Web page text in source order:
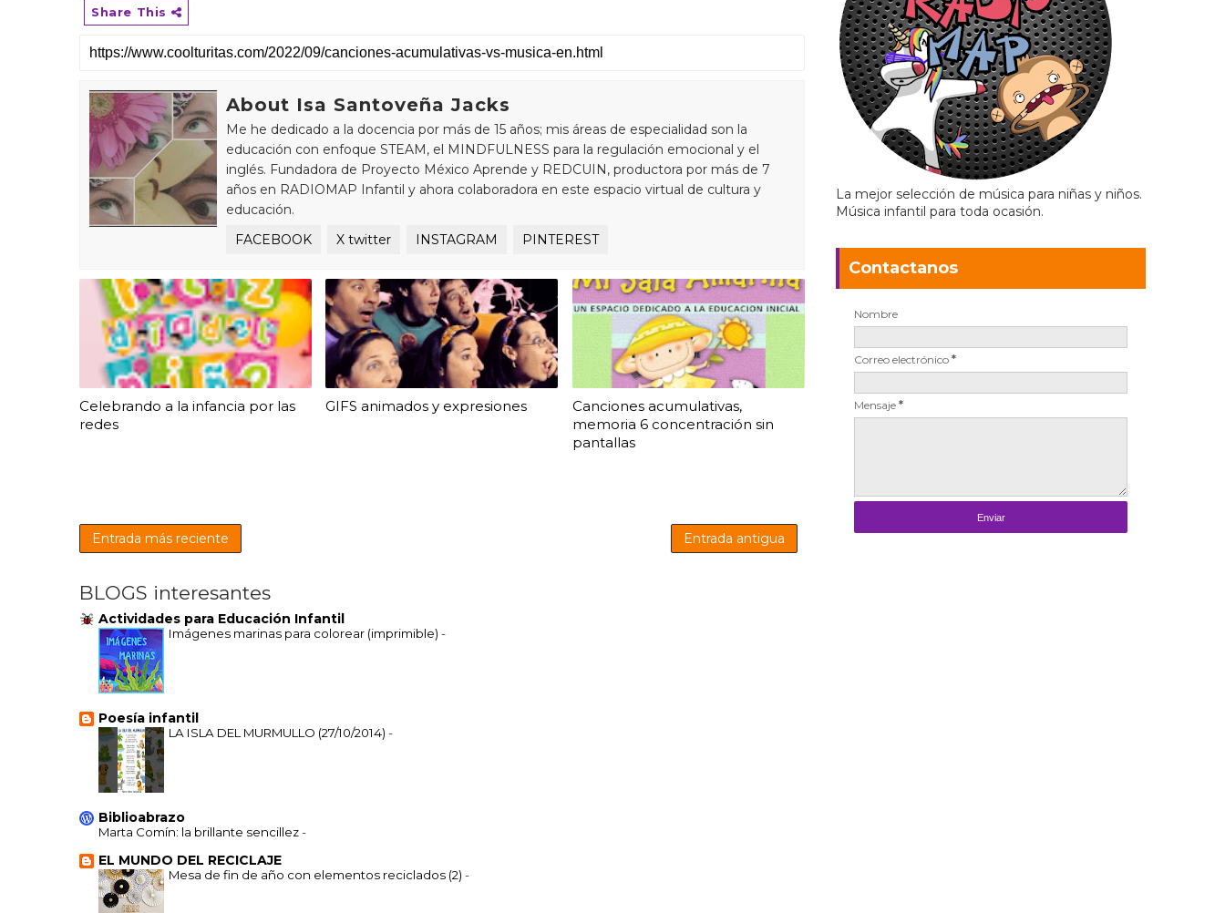
Share This
About Isa Santoveña Jacks
Me he dedicado a la docencia por más de 15 años; mis áreas de especialidad son la
educación con enfoque STEAM, el MINDFULNESS para la regulación emocional y el
inglés. Fundadora de Proyecto México Aprende y REDCUIN, productora por más de 7
años en RADIOMAP Infantil y ahora colaboradora en este espacio virtual de cultura y
educación.
FACEBOOK
X twitter INSTAGRAM PINTEREST
Celebrando a la infancia por las
redes
GIFS animados y expresiones
Canciones acumulativas,
memoria 6 concentración sin
pantallas
Entrada más reciente Entrada antigua
BLOGS interesantes
Actividades para Educación Infantil
Imágenes marinas para colorear (imprimible) -
Poesía infantil
LA ISLA DEL MURMULLO (27/10/2014) -
Biblioabrazo
Marta Comín: la brillante sencillez-
EL MUNDO DEL RECICLAJE
Mesa de fin de año con elementos reciclados (2) -
La mejor selección de música para niñas y niños.
Música infantil para toda ocasión.
Contactanos
Nombre
Correo electrónico *
Mensaje *